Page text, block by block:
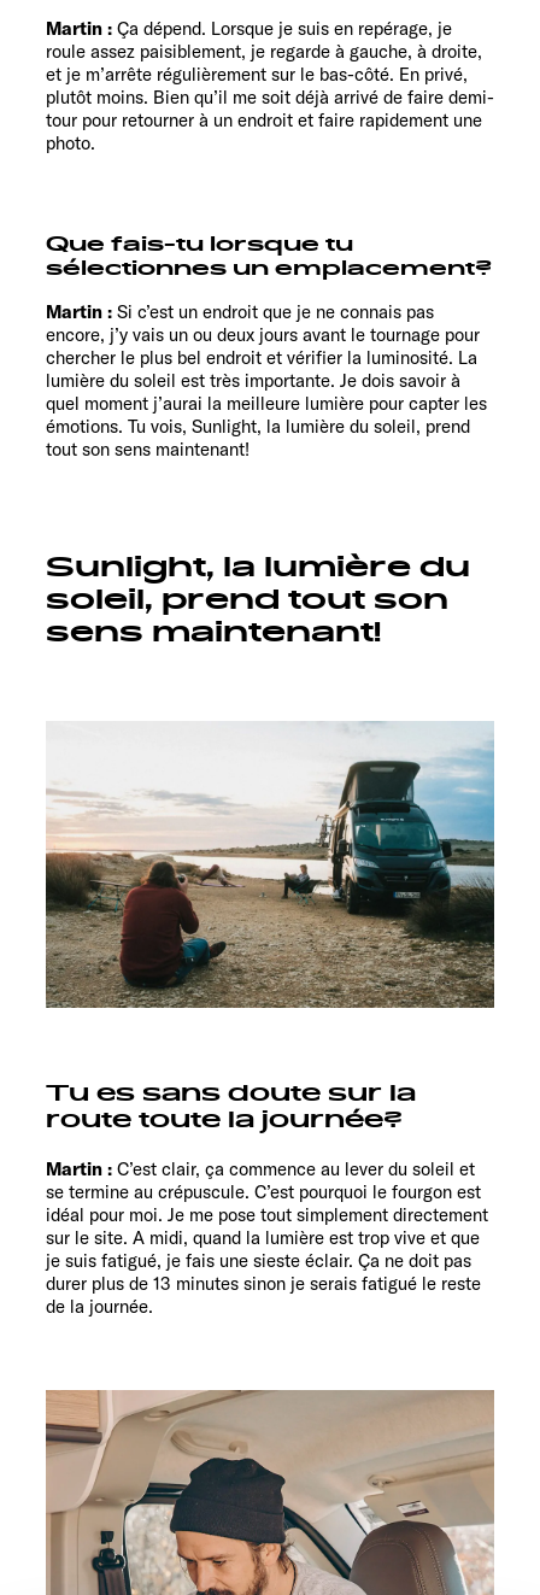
Martin : Ça dépend. Lorsque je suis en repérage, je
roule assez paisiblement, je regarde à gauche, à droite,
et je m’arrête régulièrement sur le bas-côté. En privé,
plutôt moins. Bien qu’il me soit déjà arrivé de faire demi-
tour pour retourner à un endroit et faire rapidement une
photo.
Que fais-tu lorsque tu
sélectionnes un emplacement?
Martin : Si c’est un endroit que je ne connais pas
encore, j’y vais un ou deux jours avant le tournage pour
chercher le plus bel endroit et vérifier la luminosité. La
lumière du soleil est très importante. Je dois savoir à
quel moment j’aurai la meilleure lumière pour capter les
émotions. Tu vois, Sunlight, la lumière du soleil, prend
tout son sens maintenant!
Sunlight, la lumière du
soleil, prend tout son
sens maintenant!
Tu es sans doute sur la
route toute la journée?
Martin : C’est clair, ça commence au lever du soleil et
se termine au crépuscule. C’est pourquoi le fourgon est
idéal pour moi. Je me pose tout simplement directement
sur le site. A midi, quand la lumière est trop vive et que
je suis fatigué, je fais une sieste éclair. Ça ne doit pas
durer plus de 13 minutes sinon je serais fatigué le reste
de la journée.